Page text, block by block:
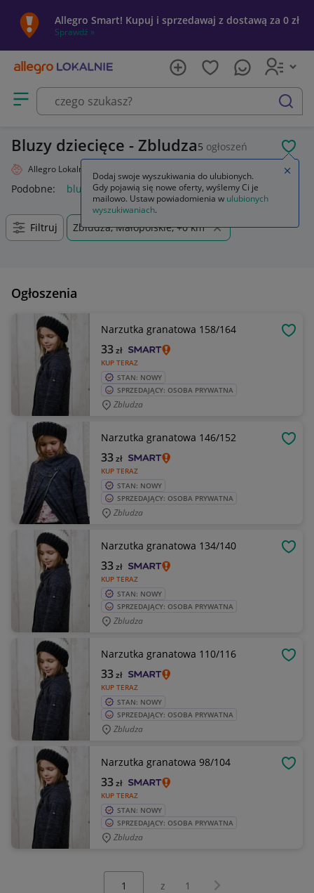
Allegro Smart! Kupuj i sprzedawaj z dostawą za 0 zł
Sprawdź »
Otwórz menu z kategoriami
szukaj
Bluzy dziecięce - Zbludza5 ogłoszeń
Allegro Lokalnie
Podobne: bluza bluza nike bluzy męskie bluza dla par
Filtruj Zbludza, Małopolskie, +0 km
Ogłoszenia
Narzutka granatowa 158/164
KUP TERAZ
33zł
STAN: NOWY
SPRZEDAJĄCY: OSOBA PRYWATNA
Zbludza
Narzutka granatowa 146/152
KUP TERAZ
33zł
STAN: NOWY
SPRZEDAJĄCY: OSOBA PRYWATNA
Zbludza
Narzutka granatowa 134/140
KUP TERAZ
33zł
STAN: NOWY
SPRZEDAJĄCY: OSOBA PRYWATNA
Zbludza
Narzutka granatowa 110/116
KUP TERAZ
33zł
STAN: NOWY
SPRZEDAJĄCY: OSOBA PRYWATNA
Zbludza
Narzutka granatowa 98/104
KUP TERAZ
33zł
STAN: NOWY
SPRZEDAJĄCY: OSOBA PRYWATNA
Zbludza
z 1 Następna strona
Dodaj swoje wyszukiwania do ulubionych.
Gdy pojawią się nowe oferty, wyślemy Ci je
mailowo. Ustaw powiadomienia w ulubionych
wyszukiwaniach.